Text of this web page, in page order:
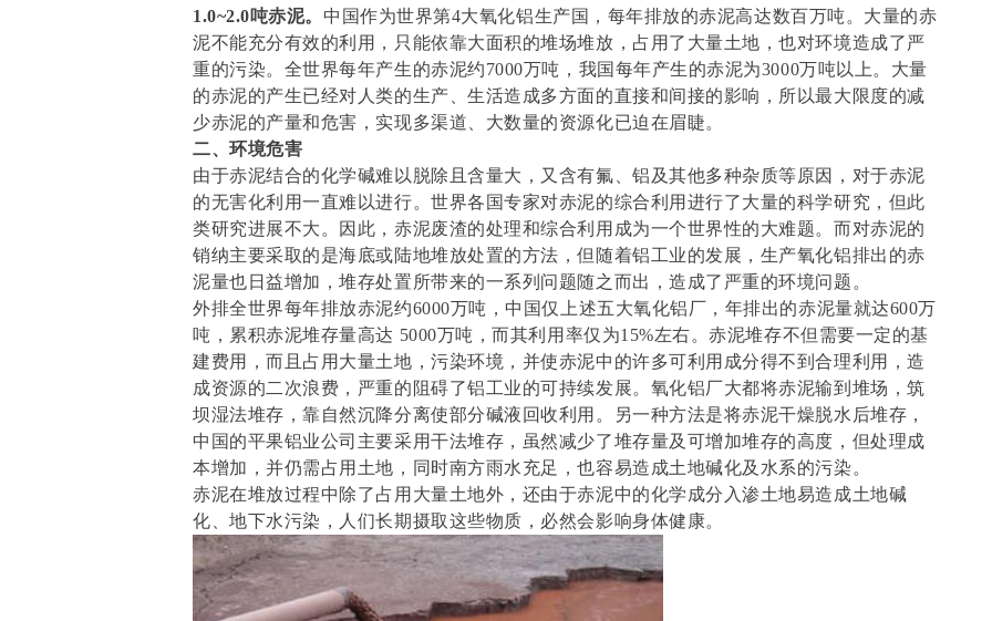
1.0~2.0吨赤泥。 中国作为世界第4大氧化铝生产国，每年排放的赤泥高达数百万吨。大量的赤
泥不能充分有效的利用，只能依靠大面积的堆场堆放，占用了大量土地，也对环境造成了严
重的污染。全世界每年产生的赤泥约7000万吨，我国每年产生的赤泥为3000万吨以上。大量
的赤泥的产生已经对人类的生产、生活造成多方面的直接和间接的影响，所以最大限度的减
少赤泥的产量和危害，实现多渠道、大数量的资源化已迫在眉睫。
二、环境危害
由于赤泥结合的化学碱难以脱除且含量大，又含有氟、铝及其他多种杂质等原因，对于赤泥
的无害化利用一直难以进行。世界各国专家对赤泥的综合利用进行了大量的科学研究，但此
类研究进展不大。因此，赤泥废渣的处理和综合利用成为一个世界性的大难题。而对赤泥的
销纳主要采取的是海底或陆地堆放处置的方法，但随着铝工业的发展，生产氧化铝排出的赤
泥量也日益增加，堆存处置所带来的一系列问题随之而出，造成了严重的环境问题。
外排全世界每年排放赤泥约6000万吨，中国仅上述五大氧化铝厂，年排出的赤泥量就达600万
吨，累积赤泥堆存量高达 5000万吨，而其利用率仅为15%左右。赤泥堆存不但需要一定的基
建费用，而且占用大量土地，污染环境，并使赤泥中的许多可利用成分得不到合理利用，造
成资源的二次浪费，严重的阻碍了铝工业的可持续发展。氧化铝厂大都将赤泥输到堆场，筑
坝湿法堆存，靠自然沉降分离使部分碱液回收利用。另一种方法是将赤泥干燥脱水后堆存，
中国的平果铝业公司主要采用干法堆存，虽然减少了堆存量及可增加堆存的高度，但处理成
本增加，并仍需占用土地，同时南方雨水充足，也容易造成土地碱化及水系的污染。
赤泥在堆放过程中除了占用大量土地外，还由于赤泥中的化学成分入渗土地易造成土地碱
化、地下水污染，人们长期摄取这些物质，必然会影响身体健康。